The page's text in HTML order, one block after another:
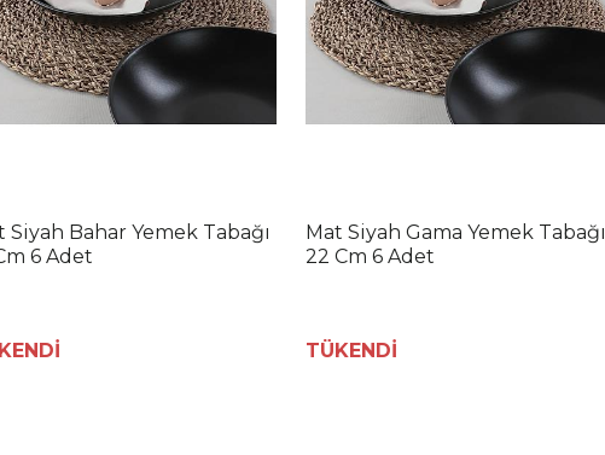
Siyah Bahar Yemek Tabağı
6 Adet
Mat Siyah Gama Yemek Tabağı
22 Cm 6 Adet
TÜKENDİ